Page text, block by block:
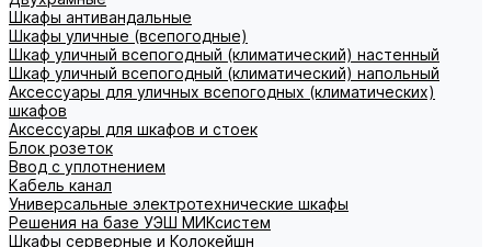
Шкафы антивандальные
Шкафы уличные (всепогодные)
Шкаф уличный всепогодный (климатический) настенный
Шкаф уличный всепогодный (климатический) напольный
Аксессуары для уличных всепогодных (климатических)
шкафов
Аксессуары для шкафов и стоек
Блок розеток
Ввод с уплотнением
Кабель канал
Универсальные электротехнические шкафы
Решения на базе УЭШ МИКсистем
Шкафы серверные и Колокейшн